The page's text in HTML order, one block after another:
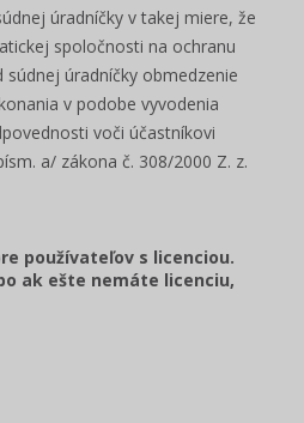
úradníčky v takej miere, že
spoločnosti na ochranu
úradníčky obmedzenie
v podobe vyvodenia
voči účastníkovi
a/ zákona č. 308/2000 Z. z.
používateľov s licenciou.
ak ešte nemáte licenciu,